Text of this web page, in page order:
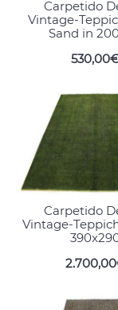
Carpetido
Vintage-
Sand in
Carpetido
Vintage-